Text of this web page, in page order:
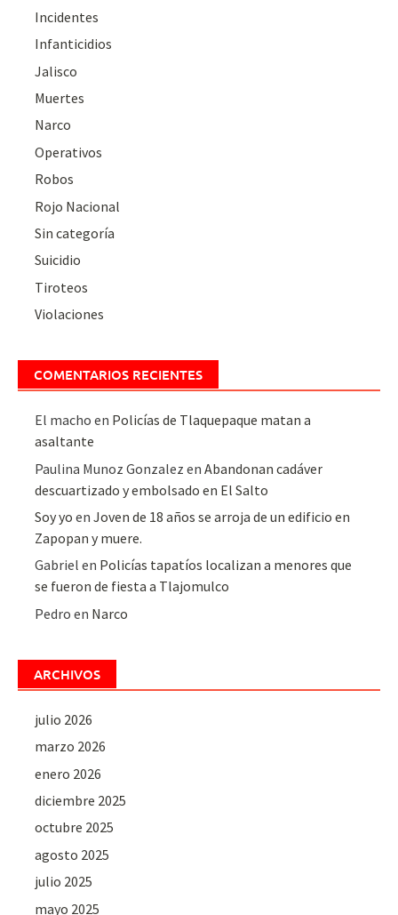
Incidentes
Infanticidios
Jalisco
Muertes
Narco
Operativos
Robos
Rojo Nacional
Sin categoría
Suicidio
Tiroteos
Violaciones
COMENTARIOS RECIENTES
El macho en Policías de Tlaquepaque matan a
asaltante
Paulina Munoz Gonzalez enAbandonan cadáver
descuartizado y embolsado en El Salto
Soy yo enJoven de 18 años se arroja de un edificio en
Zapopan y muere.
Gabriel en Policías tapatíos localizan a menores que
se fueron de fiesta a Tlajomulco
Pedro en Narco
ARCHIVOS
julio 2026
marzo 2026
enero 2026
diciembre 2025
octubre 2025
agosto 2025
julio 2025
mayo 2025